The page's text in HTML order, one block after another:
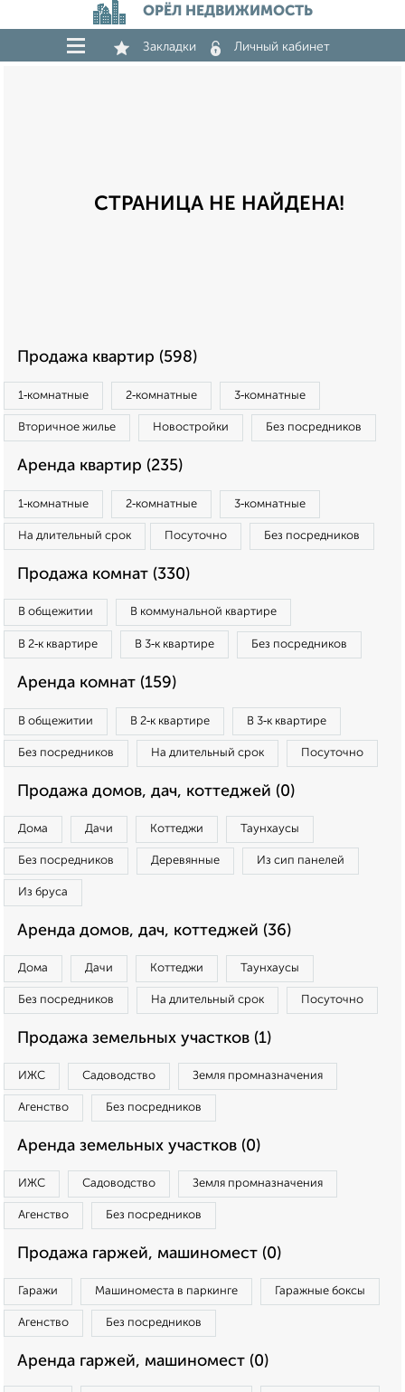
ОРЁЛ НЕДВИЖИМОСТЬ
Закладки Личный кабинет
СТРАНИЦА НЕ НАЙДЕНА!
Продажа квартир (598)
1‑комнатные 2‑комнатные 3‑комнатные
Вторичное жилье Новостройки Без посредников
Аренда квартир (235)
1‑комнатные 2‑комнатные 3‑комнатные
На длительный срок Посуточно Без посредников
Продажа комнат (330)
В общежитии В коммунальной квартире
В 2‑к квартире В 3‑к квартире Без посредников
Аренда комнат (159)
В общежитии В 2‑к квартире В 3‑к квартире
Без посредников На длительный срок Посуточно
Продажа домов, дач, коттеджей (0)
Дома Дачи Коттеджи Таунхаусы
Без посредников Деревянные Из сип панелей
Из бруса
Аренда домов, дач, коттеджей (36)
Дома Дачи Коттеджи Таунхаусы
Без посредников На длительный срок Посуточно
Продажа земельных участков (1)
ИЖС Садоводство Земля промназначения
Агенство Без посредников
Аренда земельных участков (0)
ИЖС Садоводство Земля промназначения
Агенство Без посредников
Продажа гаржей, машиномест (0)
Гаражи Машиноместа в паркинге Гаражные боксы
Агенство Без посредников
Аренда гаржей, машиномест (0)